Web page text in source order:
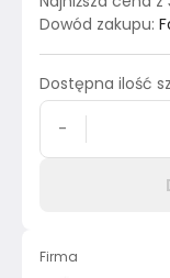
Dowód zakupu:
Dostępna ilość
-
Firma